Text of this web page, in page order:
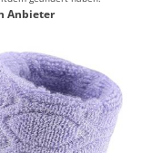
Anbieter